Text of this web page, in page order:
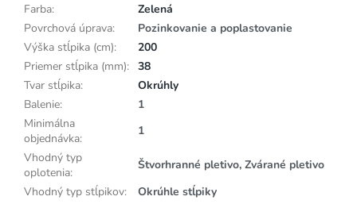
Farba:
Zelená
Povrchová úprava:
Pozinkovanie a poplastovanie
Výška stĺpika (cm):
200
Priemer stĺpika (mm): 38
Tvar stĺpika:
Okrúhly
Balenie:
1
Minimálna
objednávka:
1
Vhodný typ
oplotenia:
Štvorhranné pletivo, Zvárané pletivo
Vhodný typ stĺpikov: Okrúhle stĺpiky